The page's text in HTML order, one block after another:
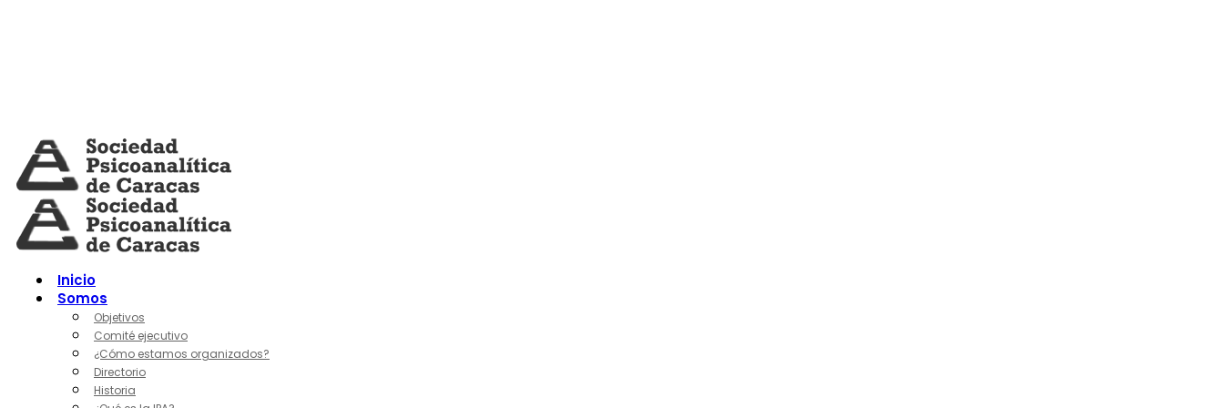
Inicio
Somos
Objetivos
Comité ejecutivo
¿Cómo estamos organizados?
Directorio
Historia